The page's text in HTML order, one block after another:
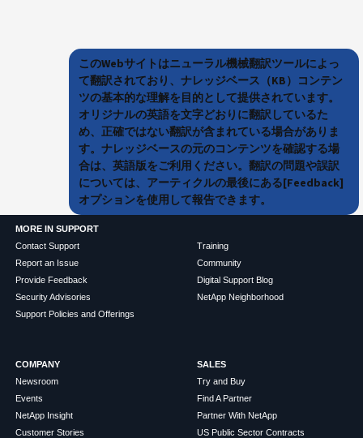
このWebサイトはニューラル機械翻訳ツールによっ
て翻訳されており、ナレッジベース（KB）コンテン
ツの基本的な理解を目的として提供されています。
オリジナルの英語を文字どおりに翻訳しているた
め、正確ではない翻訳が含まれている場合がありま
す。ナレッジベースの元のコンテンツを確認する場
合は、英語版をご利用ください。翻訳の問題や誤訳
については、アーティクルの最後にある[Feedback]
オプションを使用して報告できます。
MORE IN SUPPORT
Contact Support
Report an Issue
Provide Feedback
Security Advisories
Support Policies and Offerings
Training
Community
Digital Support Blog
NetApp Neighborhood
COMPANY
Newsroom
Events
NetApp Insight
Customer Stories
SALES
Try and Buy
Find A Partner
Partner With NetApp
US Public Sector Contracts